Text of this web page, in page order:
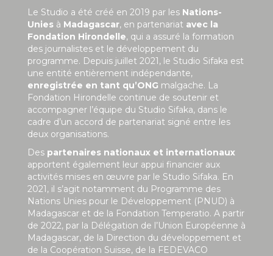
Le Studio a été créé en 2019 par les Nations-
Unies à Madagascar, en partenariat avec la
Fondation Hirondelle, qui a assuré la formation
des journalistes et le développement du
programme. Depuis juillet 2021, le Studio Sifaka est
une entité entièrement indépendante,
enregistrée en tant qu’ONG malgache. La
Fondation Hirondelle continue de soutenir et
accompagner l’équipe du Studio Sifaka, dans le
cadre d’un accord de partenariat signé entre les
deux organisations.
Des partenaires nationaux et internationaux
apportent également leur appui financier aux
activités mises en œuvre par le Studio Sifaka. En
2021, il s’agit notamment du Programme des
Nations Unies pour le Développement (PNUD) à
Madagascar et de la Fondation Temperatio. A partir
de 2022, par la Délégation de l’Union Européenne à
Madagascar, de la Direction du développement et
de la Coopération Suisse, de la FEDEVACO